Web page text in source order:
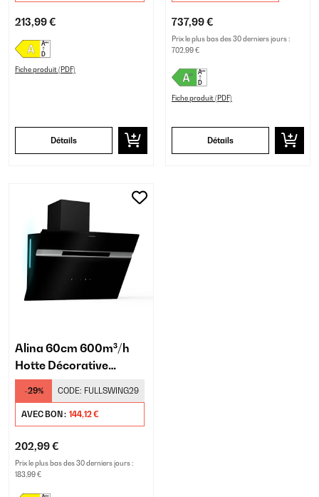
213,99 €
Fiche produit (PDF)
Détails
737,99 €
Prix le plus bas des 30 derniers jours :
702,99 €
Fiche produit (PDF)
Détails
Alina 60cm 600m³/h
Hotte Décorative
Noir/Argent
-29% CODE: FULLSWING29
AVEC BON : 144,12 €
202,99 €
Prix le plus bas des 30 derniers jours :
183,99 €